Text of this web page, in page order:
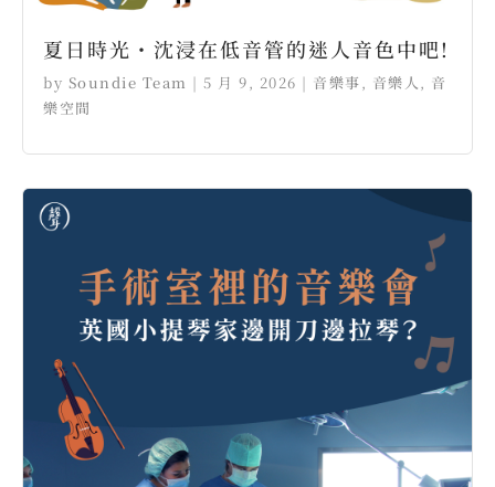
夏日時光・沈浸在低音管的迷人音色中吧!
by Soundie Team | 5 月 9, 2026 | 音樂事, 音樂人, 音
樂空間